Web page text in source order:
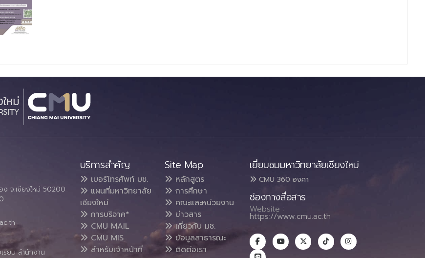
ง จ.เชียงใหม่ 50200
รียน สำนักงาน
บริการสำคัญ
เบอร์โทรศัพท์ มช.
แผนที่มหาวิทยาลัย
เชียงใหม่
การบริจาค*
CMU MAIL
CMU MIS
สำหรับเจ้าหน้าที่
Site Map
หลักสูตร
การศึกษา
คณะและหน่วยงาน
ข่าวสาร
เกี่ยวกับ มช.
ข้อมูลสาธารณะ
ติดต่อเรา
เยี่ยมชมมหาวิทยาลัยเชียงใหม่
CMU 360 องศา
ช่องทางสื่อสาร
Website :
https://www.cmu.ac.th